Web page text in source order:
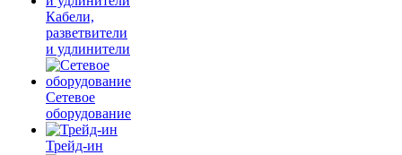
Кабели,
разветвители
и удлинители
Сетевое
оборудование
Трейд-ин